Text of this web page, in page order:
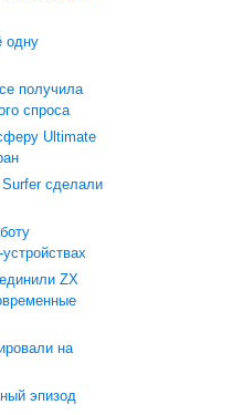
одну
получила
спроса
Ultimate
сделали
ZX
на
эпизод